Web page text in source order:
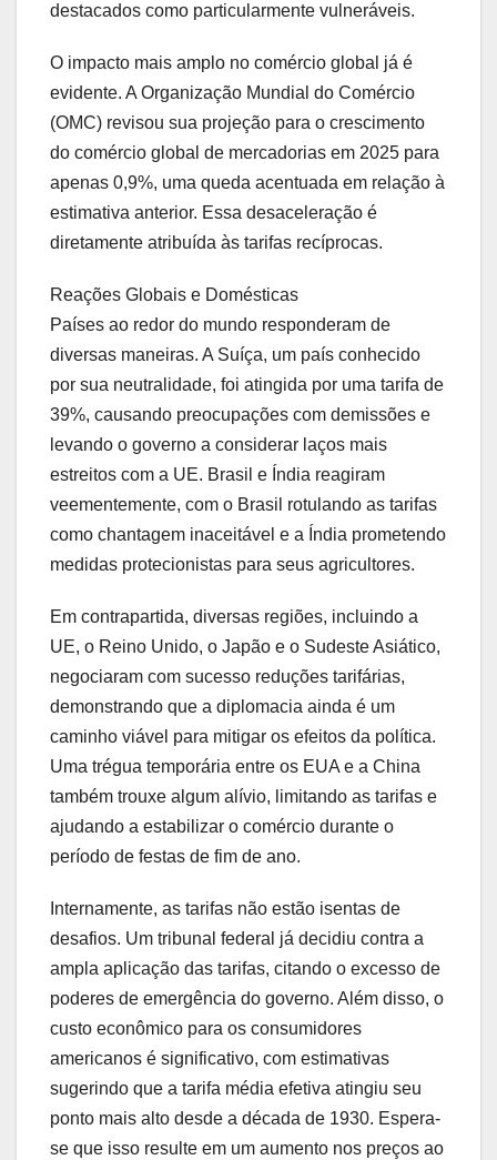
destacados como particularmente vulneráveis.
O impacto mais amplo no comércio global já é
evidente. A Organização Mundial do Comércio
(OMC) revisou sua projeção para o crescimento
do comércio global de mercadorias em 2025 para
apenas 0,9%, uma queda acentuada em relação à
estimativa anterior. Essa desaceleração é
diretamente atribuída às tarifas recíprocas.
Reações Globais e Domésticas
Países ao redor do mundo responderam de
diversas maneiras. A Suíça, um país conhecido
por sua neutralidade, foi atingida por uma tarifa de
39%, causando preocupações com demissões e
levando o governo a considerar laços mais
estreitos com a UE. Brasil e Índia reagiram
veementemente, com o Brasil rotulando as tarifas
como chantagem inaceitável e a Índia prometendo
medidas protecionistas para seus agricultores.
Em contrapartida, diversas regiões, incluindo a
UE, o Reino Unido, o Japão e o Sudeste Asiático,
negociaram com sucesso reduções tarifárias,
demonstrando que a diplomacia ainda é um
caminho viável para mitigar os efeitos da política.
Uma trégua temporária entre os EUA e a China
também trouxe algum alívio, limitando as tarifas e
ajudando a estabilizar o comércio durante o
período de festas de fim de ano.
Internamente, as tarifas não estão isentas de
desafios. Um tribunal federal já decidiu contra a
ampla aplicação das tarifas, citando o excesso de
poderes de emergência do governo. Além disso, o
custo econômico para os consumidores
americanos é significativo, com estimativas
sugerindo que a tarifa média efetiva atingiu seu
ponto mais alto desde a década de 1930. Espera-
se que isso resulte em um aumento nos preços ao